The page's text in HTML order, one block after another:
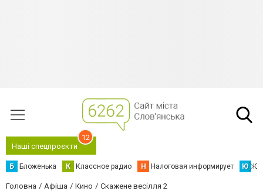
Наші спецпроєкти
12
Б Бложенька К Классное радио Н Налоговая информирует Ю
Головна Афіша Кино Скажене весілля 2